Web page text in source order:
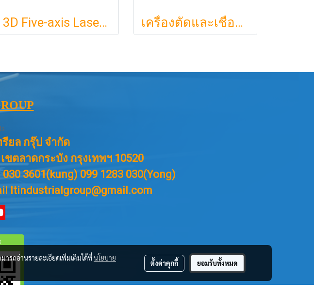
3D Five-axis Laser Cutting Machine SF3015TD เครื่องตัดและเชื่อมเลเซอร์หุ่นยนต์ 3 มิติ
ยล กรุ๊ป จำกัด
ตลาดกระบัง กรุงเทพฯ 10520
3601(kung) 099 1283 030(Yong)
ltindustrialgroup@gmail.com
ารถอ่านรายละเอียดเพิ่มเติมได้ที่นโยบาย
ตั้งค่าคุกกี้ ยอมรับทั้งหมด